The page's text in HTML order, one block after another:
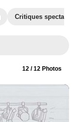
Critiques
12 / 12 Photos